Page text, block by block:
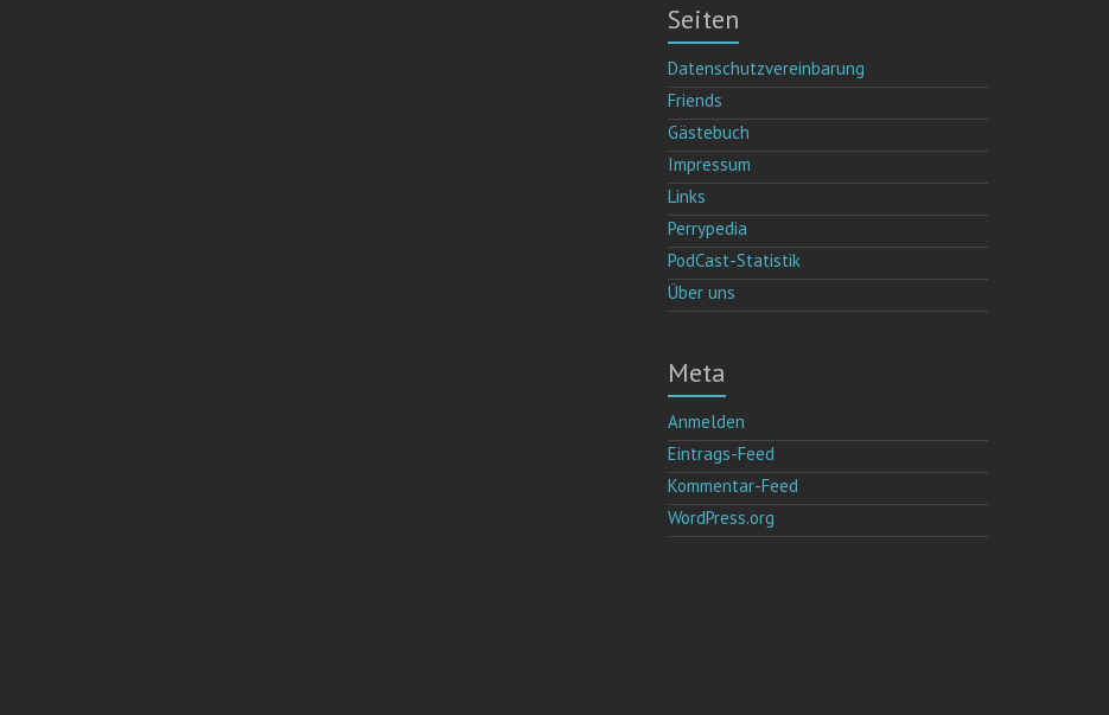
Seiten
Datenschutzvereinbarung
Friends
Gästebuch
Impressum
Links
Perrypedia
PodCast-Statistik
Über uns
Meta
Anmelden
Eintrags-Feed
Kommentar-Feed
WordPress.org